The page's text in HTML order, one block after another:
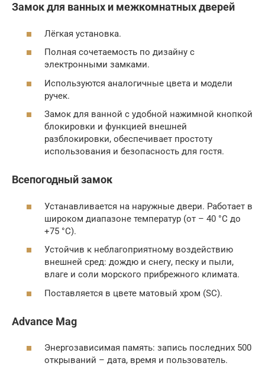
Замок для ванных и межкомнатных дверей
Лёгкая установка.
Полная сочетаемость по дизайну с
электронными замками.
Используются аналогичные цвета и модели
ручек.
Замок для ванной с удобной нажимной кнопкой
блокировки и функцией внешней
разблокировки, обеспечивает простоту
использования и безопасность для гостя.
Всепогодный замок
Устанавливается на наружные двери. Работает в
широком диапазоне температур (от – 40 °С до
+75 °С).
Устойчив к неблагоприятному воздействию
внешней сред: дождю и снегу, песку и пыли,
влаге и соли морского прибрежного климата.
Поставляется в цвете матовый хром (SC).
Advance Mag
Энергозависимая память: запись последних 500
открываний – дата, время и пользователь.